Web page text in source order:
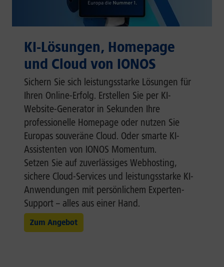
KI-Lösungen, Homepage
und Cloud von IONOS
Sichern Sie sich leistungsstarke Lösungen für
Ihren Online-Erfolg. Erstellen Sie per KI-
Website-Generator in Sekunden Ihre
professionelle Homepage oder nutzen Sie
Europas souveräne Cloud. Oder smarte KI-
Assistenten von IONOS Momentum.
Setzen Sie auf zuverlässiges Webhosting,
sichere Cloud-Services und leistungsstarke KI-
Anwendungen mit persönlichem Experten-
Support – alles aus einer Hand.
Zum Angebot